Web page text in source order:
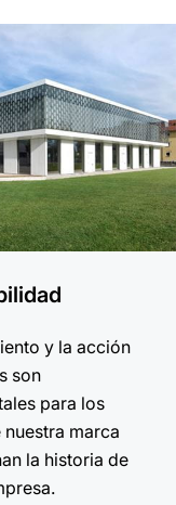
y la acción
son
para los
marca
la historia de